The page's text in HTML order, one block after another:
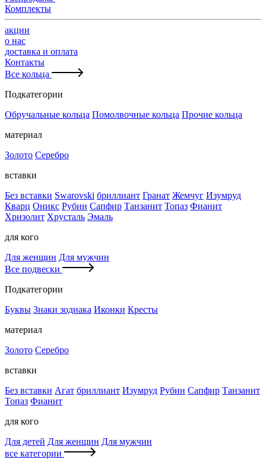
Комплекты
акции
о нас
доставка и оплата
Контакты
Все кольца
Подкатегории
Обручальные кольца Помолвочные кольца Прочие кольца
материал
Золото Серебро
вставки
Без вставки Swarovski бриллиант Гранат Жемчуг Изумруд
Кварц Оникс Рубин Сапфир Танзанит Топаз Фианит
Хризолит Хрусталь Эмаль
для кого
Для женщин Для мужчин
Все подвески
Подкатегории
Буквы Знаки зодиака Иконки Кресты
материал
Золото Серебро
вставки
Без вставки Агат бриллиант Изумруд Рубин Сапфир Танзанит
Топаз Фианит
для кого
Для детей Для женщин Для мужчин
все категории